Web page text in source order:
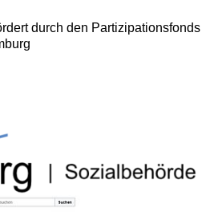
durch den Partizipationsfonds